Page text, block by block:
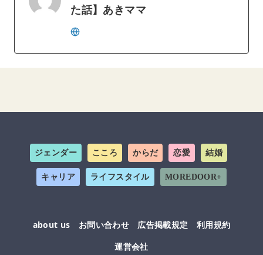
た話】あきママ
ジェンダー こころ からだ 恋愛 結婚
キャリア ライフスタイル MOREDOOR+
about us お問い合わせ 広告掲載規定
利用規約
運営会社